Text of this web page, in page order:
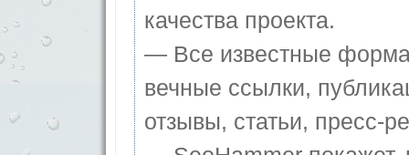
качества проекта.
— Все известные
вечные ссылки,
отзывы, статьи, пресс-